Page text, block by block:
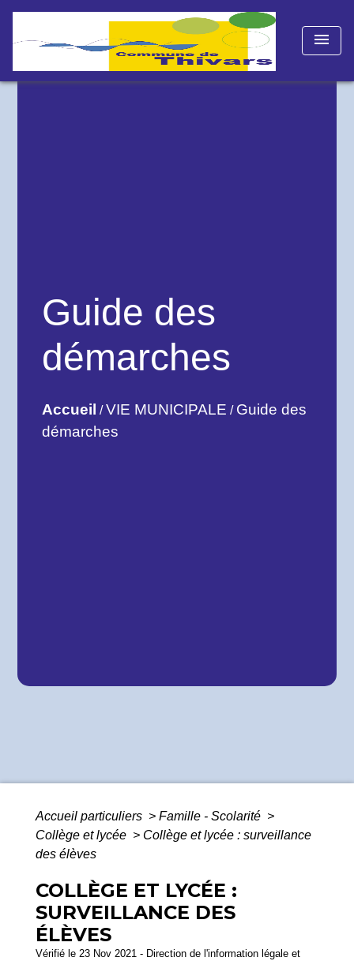
menu
Guide des
démarches
Accueil /VIE MUNICIPALE / Guide des
démarches
Accueil particuliers > Famille - Scolarité >
Collège et lycée > Collège et lycée : surveillance
des élèves
COLLÈGE ET LYCÉE :
SURVEILLANCE DES
ÉLÈVES
Vérifié le 23 Nov 2021 - Direction de l'information légale et